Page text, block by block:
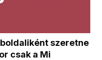
szeretne
csak a Mi